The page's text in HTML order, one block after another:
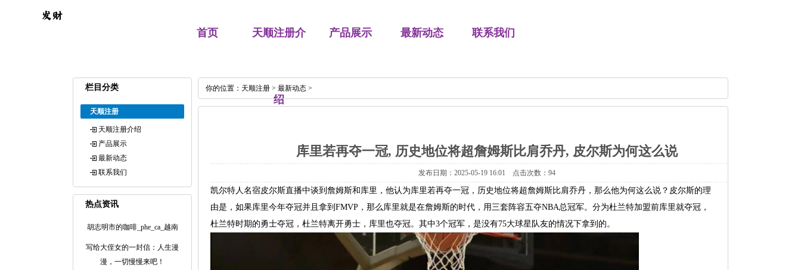
首页 天顺注册介
绍
产品展示 最新动态 联系我们
栏目分类
天顺注册
天顺注册介绍
产品展示
最新动态
联系我们
热点资讯
胡志明市的咖啡_phe_ca_越南
写给大侄女的一封信：人生漫
漫，一切慢慢来吧！
你的位置： 天顺注册 > 最新动态 >
库里若再夺一冠, 历史地位将超詹姆斯比肩乔丹, 皮尔斯为何这么说
发布日期：2025-05-19 16:01 点击次数：94
凯尔特人名宿皮尔斯直播中谈到詹姆斯和库里，他认为库里若再夺一冠，历史地位将超詹姆斯比肩乔丹，那么他为何这么说？皮尔斯的理
由是，如果库里今年夺冠并且拿到FMVP，那么库里就是在詹姆斯的时代，用三套阵容五夺NBA总冠军。分为杜兰特加盟前库里就夺冠，
杜兰特时期的勇士夺冠，杜兰特离开勇士，库里也夺冠。其中3个冠军，是没有75大球星队友的情况下拿到的。